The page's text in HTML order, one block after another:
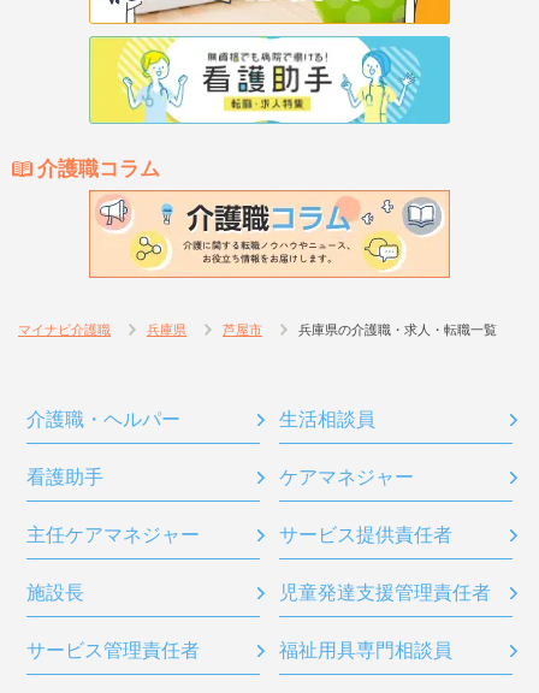
介護職コラム
マイナビ介護職 兵庫県 芦屋市 兵庫県の介護職・求人・転職一覧
介護職・ヘルパー 生活相談員
看護助手 ケアマネジャー
主任ケアマネジャー サービス提供責任者
施設長 児童発達支援管理責任者
サービス管理責任者 福祉用具専門相談員